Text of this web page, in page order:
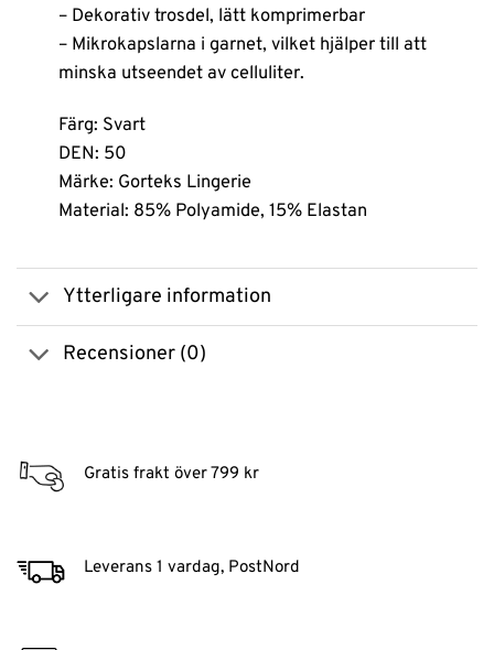
– Dekorativ trosdel, lätt komprimerbar
– Mikrokapslarna i garnet, vilket hjälper till att
minska utseendet av celluliter.
Färg: Svart
DEN: 50
Märke: Gorteks Lingerie
Material: 85% Polyamide, 15% Elastan
Ytterligare information
Recensioner (0)
Gratis frakt över 799 kr
Leverans 1 vardag, PostNord